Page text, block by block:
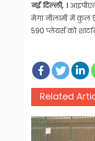
नई दिल्ली, ।
मेगा नीलामी में कुल
590 प्लेयर्स को
Related